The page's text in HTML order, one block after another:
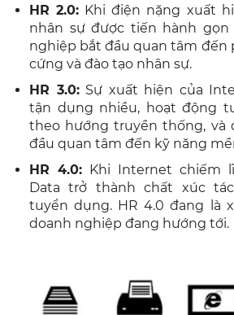
HR 2.0: Khi điện nặng xuất
nhân sự được tiến hành gọn
nghiệp bắt đầu quan tâm đến
cứng và đào tạo nhân sự.
HR 3.0:Sự xuất hiện của
tận dụng nhiều, hoạt động
theo hướng truyền thống, và
đầu quan tâm đến kỹ năng
HR 4.0: Khi Internet chiếm
Data trở thành chất xúc
tuyển dụng. HR 4.0 đang là
doanh nghiệp đang hướng tới.